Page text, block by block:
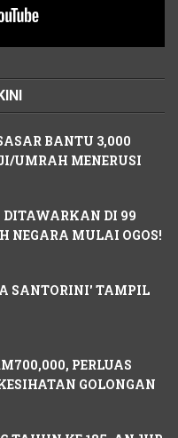
BANTU 3,000
UMRAH MENERUSI
DI 99
NEGARA MULAI OGOS!
SANTORINI' TAMPIL
PERLUAS
GOLONGAN